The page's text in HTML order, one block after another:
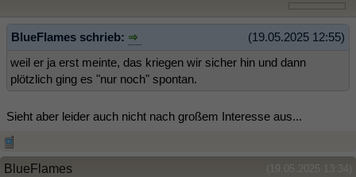
(19.05.2025 12:55)
BlueFlames schrieb:
weil er ja erst meinte, das kriegen wir sicher hin und dann
plötzlich ging es "nur noch" spontan.
Sieht aber leider auch nicht nach großem Interesse aus...
(19.05.2025 13:34)
BlueFlames